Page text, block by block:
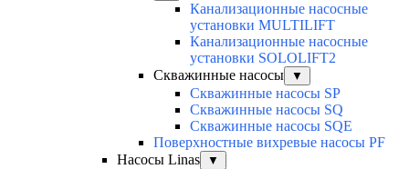
Канализационные насосные
установки MULTILIFT
Канализационные насосные
установки SOLOLIFT2
Скважинные насосы
▼
Скважинные насосы SP
Скважинные насосы SQ
Скважинные насосы SQE
Поверхностные вихревые насосы PF
Насосы Linas
▼